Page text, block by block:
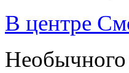
В центре
Необычного